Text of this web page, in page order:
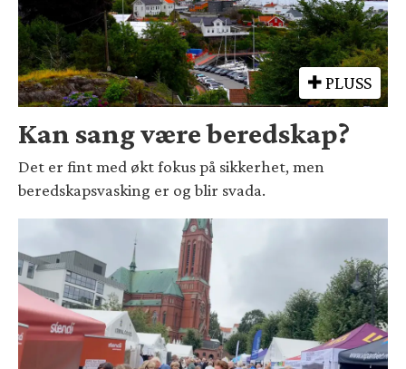
PLUSS
Kan sang være beredskap?
Det er fint med økt fokus på sikkerhet, men
beredskapsvasking er og blir svada.